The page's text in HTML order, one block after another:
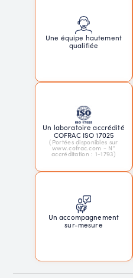
Une équipe hautement
qualifiée
Un laboratoire accrédité
COFRAC ISO 17025
(Portées disponibles sur
www.cofrac.com - N°
accréditation : 1-1793)
Un accompagnement
sur-mesure